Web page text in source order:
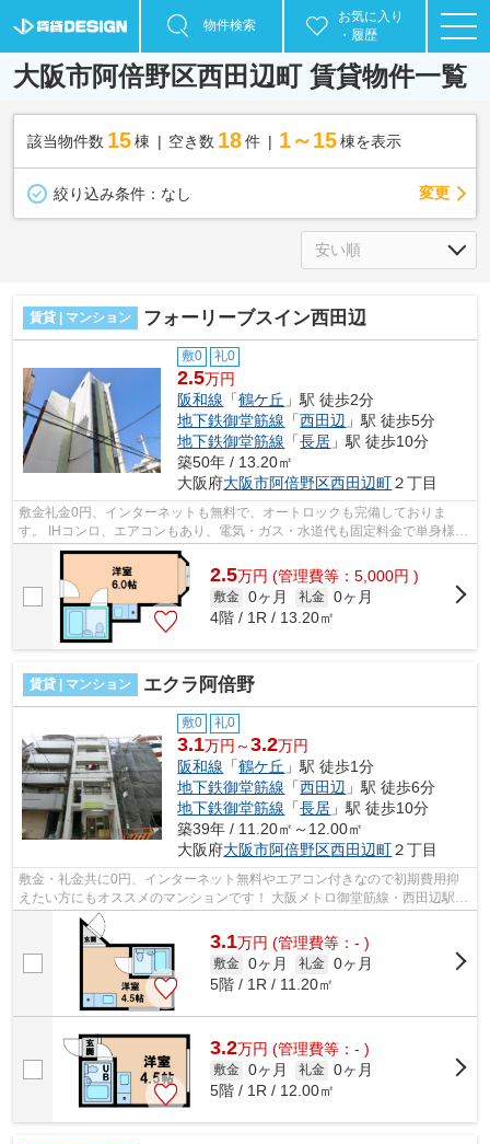
物件検索
お気に入り
・履歴
大阪市阿倍野区西田辺町 賃貸物件一覧
該当物件数 15棟 空き数 18 件 1～15 棟を表示
絞り込み条件： なし 変更
賃貸 | マンション フォーリーブスイン西田辺
敷0 礼0
2.5万円
阪和線 「鶴ケ丘 」駅 徒歩2分
地下鉄御堂筋線 「西田辺 」駅 徒歩5分
地下鉄御堂筋線 「長居 」駅 徒歩10分
築50年 / 13.20㎡
大阪府大阪市阿倍野区西田辺町２丁目
敷金礼金0円、インターネットも無料で、オートロックも完備しておりま
す。 IHコンロ、エアコンもあり、電気・ガス・水道代も固定料金で単身様に
オススメ物件です。 ■□■□■□■□■□■□■□■□...
2.5万円 (管理費等：5,000円 )
敷金 0ヶ月 礼金 0ヶ月
4階 / 1R / 13.20㎡
賃貸 | マンション エクラ阿倍野
敷0 礼0
3.1万円～3.2万円
阪和線 「鶴ケ丘 」駅 徒歩1分
地下鉄御堂筋線 「西田辺 」駅 徒歩6分
地下鉄御堂筋線 「長居 」駅 徒歩10分
築39年 / 11.20㎡～12.00㎡
大阪府大阪市阿倍野区西田辺町２丁目
敷金・礼金共に0円、インターネット無料やエアコン付きなので初期費用抑
えたい方にもオススメのマンションです！ 大阪メトロ御堂筋線・西田辺駅、
利用可能でJR阪和線・鶴ケ丘駅もすぐ...
3.1万円 (管理費等：- )
敷金 0ヶ月 礼金 0ヶ月
5階 / 1R / 11.20㎡
3.2万円 (管理費等：- )
敷金 0ヶ月 礼金 0ヶ月
5階 / 1R / 12.00㎡